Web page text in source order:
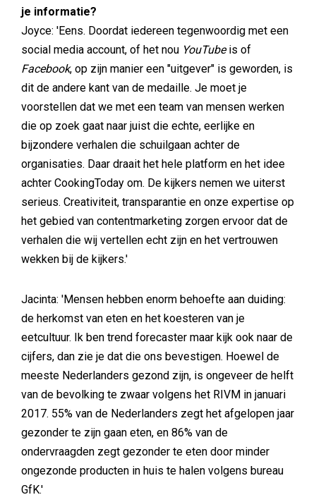
je informatie?
Joyce: 'Eens. Doordat iedereen tegenwoordig met een
social media account, of het nou YouTubeis of
Facebook, op zijn manier een "uitgever" is geworden, is
dit de andere kant van de medaille. Je moet je
voorstellen dat we met een team van mensen werken
die op zoek gaat naar juist die echte, eerlijke en
bijzondere verhalen die schuilgaan achter de
organisaties. Daar draait het hele platform en het idee
achter CookingToday om. De kijkers nemen we uiterst
serieus. Creativiteit, transparantie en onze expertise op
het gebied van contentmarketing zorgen ervoor dat de
verhalen die wij vertellen echt zijn en het vertrouwen
wekken bij de kijkers.'
Jacinta: 'Mensen hebben enorm behoefte aan duiding:
de herkomst van eten en het koesteren van je
eetcultuur. Ik ben trend forecaster maar kijk ook naar de
cijfers, dan zie je dat die ons bevestigen. Hoewel de
meeste Nederlanders gezond zijn, is ongeveer de helft
van de bevolking te zwaar volgens het RIVM in januari
2017. 55% van de Nederlanders zegt het afgelopen jaar
gezonder te zijn gaan eten, en 86% van de
ondervraagden zegt gezonder te eten door minder
ongezonde producten in huis te halen volgens bureau
GfK.'